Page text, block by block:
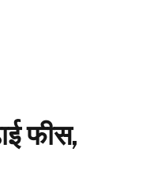
फीस,